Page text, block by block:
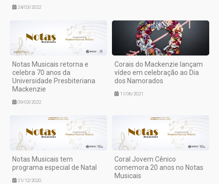
24/03/2022
Notas Musicais retorna e
celebra 70 anos da
Universidade Presbiteriana
Mackenzie
09/03/2022
Corais do Mackenzie lançam
vídeo em celebração ao Dia
dos Namorados
11/06/2021
Notas Musicais tem
programa especial de Natal
21/12/2020
Coral Jovem Cênico
comemora 20 anos no Notas
Musicais